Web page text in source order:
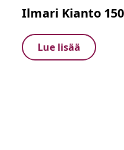
Ilmari Kianto
Lue lisää